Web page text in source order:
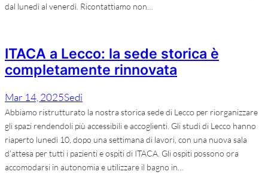
dal lunedì al venerdì. Ricontattiamo non…
ITACA a Lecco: la sede storica è
completamente rinnovata
Mar 14, 2025Sedi
Abbiamo ristrutturato la nostra storica sede di Lecco per riorganizzare
gli spazi rendendoli più accessibili e accoglienti. Gli studi di Lecco hanno
riaperto lunedì 10, dopo una settimana di lavori, con una nuova sala
d’attesa per tutti i pazienti e ospiti di ITACA. Gli ospiti possono ora
accomodarsi in autonomia e utilizzare il bagno in…